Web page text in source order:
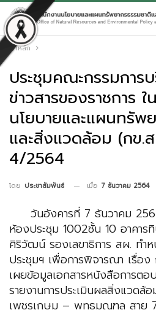
หน้าหลัก
ประชุมคณะกรรมการ
ข่าวสารของราชการ
นโยบายและแผนทรัพ
และสิ่งแวดล้อม (กข.
4/2564
โดย ประชาสัมพันธ์ เมื่อ 7 ธันวาคม 2564
วันอังคารที่ 7 ธันวาคม
ห้องประชุม 1002ชั้น 10 อาคา
ศิริวัฒน์ รองเลขาธิการ สผ. ทำห
ประชุมฯ เพื่อการพิจารณา เรื่อง
เผยข้อมูลเอกสารหนังสือการตอ
รายงานการประเมินผลสิ่งแวดล้
เพชรเกษม – พุทธมณฑล สาย 7